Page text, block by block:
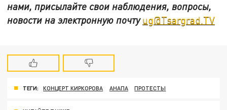
нами, присылайте свои наблюдения, вопросы,
новости на электронную почтуug@Tsargrad.TV
ТЕГИ: КОНЦЕРТ КИРКОРОВА АНАПА ПРОТЕСТЫ